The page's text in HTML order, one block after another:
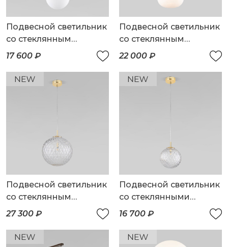
Подвесной светильник
со стеклянным
плафоном
17 600 ₽
Подвесной светильник
со стеклянным
плафоном
22 000 ₽
Подвесной светильник
со стеклянным
плафоном
27 300 ₽
Подвесной светильник
со стеклянными
плафонами
16 700 ₽